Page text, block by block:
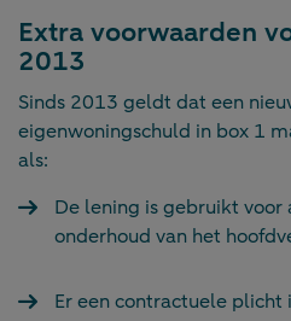
Extra voorwaarden
2013
Sinds 2013 geldt dat een
eigenwoningschuld in box 1
als:
De lening is gebruikt
onderhoud van het
Er een contractuele plicht